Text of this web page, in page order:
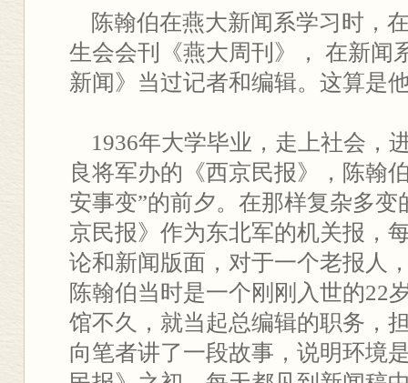
陈翰伯在燕大新闻系学习时，
生会会刊《燕大周刊》， 在新闻
新闻》当过记者和编辑。这算是
1936年大学毕业，走上社会，
良将军办的《西京民报》，陈翰
安事变”的前夕。在那样复杂多
京民报》作为东北军的机关报，
论和新闻版面，对于一个老报人
陈翰伯当时是一个刚刚入世的22
馆不久，就当起总编辑的职务，
向笔者讲了一段故事，说明环境